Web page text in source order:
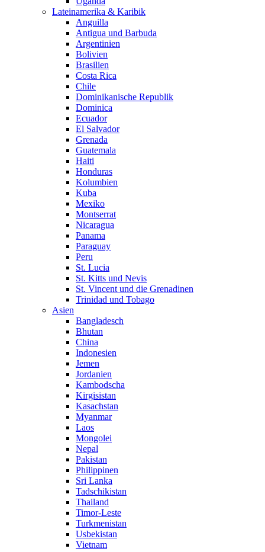
Lateinamerika & Karibik
Anguilla
Antigua und Barbuda
Argentinien
Bolivien
Brasilien
Costa Rica
Chile
Dominikanische Republik
Dominica
Ecuador
El Salvador
Grenada
Guatemala
Haiti
Honduras
Kolumbien
Kuba
Mexiko
Montserrat
Nicaragua
Panama
Paraguay
Peru
St. Lucia
St. Kitts und Nevis
St. Vincent und die Grenadinen
Trinidad und Tobago
Asien
Bangladesch
Bhutan
China
Indonesien
Jemen
Jordanien
Kambodscha
Kirgisistan
Kasachstan
Myanmar
Laos
Mongolei
Nepal
Pakistan
Philippinen
Sri Lanka
Tadschikistan
Thailand
Timor-Leste
Turkmenistan
Usbekistan
Vietnam